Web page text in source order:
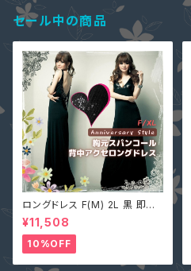
セール中の商品
ロングドレス F(M) 2L 黒 即納
マキシワンピース キャバ嬢 パー
ティードレス スパンコール 二次
会 大きいサイズ YJ-6536 レデ
ィース 背中開き ノースリーブ イ
ブニングドレス
¥11,508
10%OFF